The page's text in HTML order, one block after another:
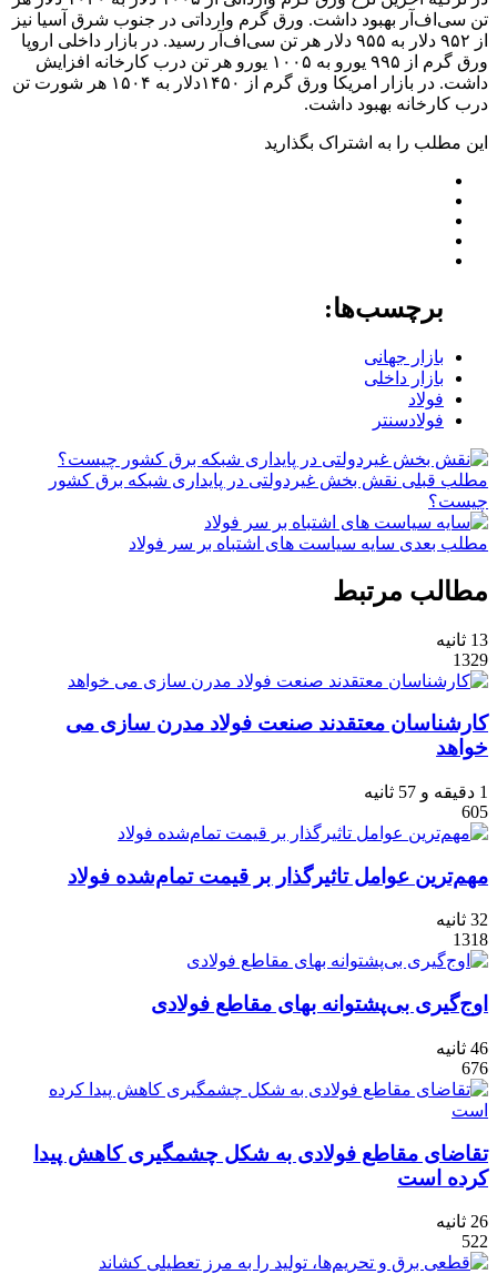
تن سی‌اف‌آر بهبود داشت. ورق گرم وارداتی در جنوب شرق آسیا نیز
از ۹۵۲ دلار به ۹۵۵ دلار هر تن سی‌اف‌آر رسید. در بازار داخلی اروپا
ورق گرم از ۹۹۵ یورو به ۱۰۰۵ یورو هر تن درب کارخانه افزایش
داشت. در بازار امریکا ورق گرم از ۱۴۵۰دلار به ۱۵۰۴ هر شورت تن
درب کارخانه بهبود داشت.
این مطلب را به اشتراک بگذارید
برچسب‌ها:
بازار جهانی
بازار داخلی
فولاد
فولادسنتر
مطلب قبلی نقش‌ بخش غیردولتی در پایداری شبکه برق کشور
چیست؟
مطلب بعدی سایه سیاست ‌های اشتباه بر سر فولاد
مطالب مرتبط
13 ثانیه
1329
کارشناسان معتقدند صنعت فولاد مدرن سازی می
خواهد
1 دقیقه و 57 ثانیه
605
مهم‌ترین عوامل تاثیرگذار بر قیمت تمام‌‌شده فولاد
32 ثانیه
1318
اوج‌گیری بی‌پشتوانه بهای مقاطع فولادی
46 ثانیه
676
تقاضای مقاطع فولادی به شکل چشمگیری کاهش پیدا
کرده است
26 ثانیه
522